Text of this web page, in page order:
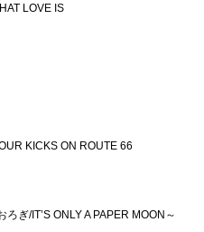
LOVE IS
KICKS ON ROUTE 66
ぎ/IT’S ONLY A PAPER MOON～